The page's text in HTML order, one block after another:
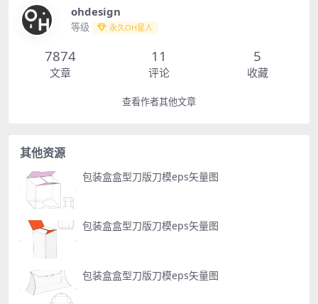
ohdesign
等级 永久OH星人
7874
文章
11
评论
5
收藏
查看作者其他文章
其他资源
包装盒盒型刀版刀模eps矢量图
包装盒盒型刀版刀模eps矢量图
包装盒盒型刀版刀模eps矢量图